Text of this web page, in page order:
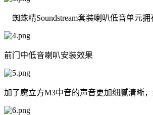
蜘蛛精Soundstream套装喇叭低音单元
前门中低音喇叭安装效果
加了魔立方M3中音的声音更加细腻清晰